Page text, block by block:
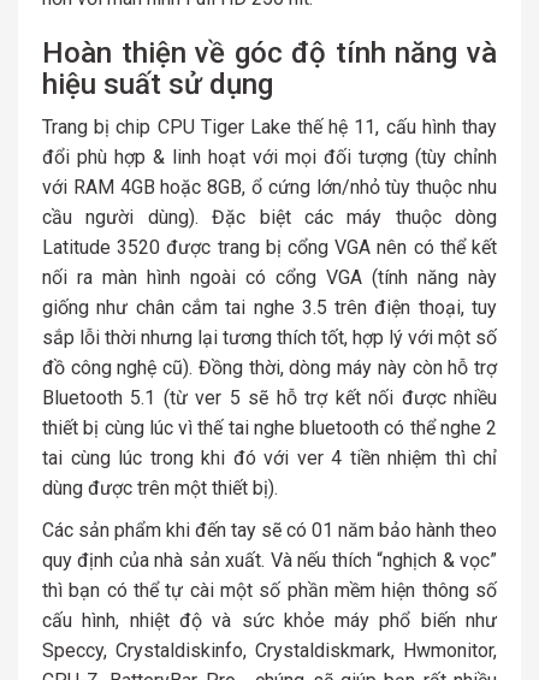
Hoàn thiện về góc độ tính năng và
hiệu suất sử dụng
Trang bị chip CPU Tiger Lake thế hệ 11, cấu hình thay
đổi phù hợp & linh hoạt với mọi đối tượng (tùy chỉnh
với RAM 4GB hoặc 8GB, ổ cứng lớn/nhỏ tùy thuộc nhu
cầu người dùng). Đặc biệt các máy thuộc dòng
Latitude 3520 được trang bị cổng VGA nên có thể kết
nối ra màn hình ngoài có cổng VGA (tính năng này
giống như chân cắm tai nghe 3.5 trên điện thoại, tuy
sắp lỗi thời nhưng lại tương thích tốt, hợp lý với một số
đồ công nghệ cũ). Đồng thời, dòng máy này còn hỗ trợ
Bluetooth 5.1 (từ ver 5 sẽ hỗ trợ kết nối được nhiều
thiết bị cùng lúc vì thế tai nghe bluetooth có thể nghe 2
tai cùng lúc trong khi đó với ver 4 tiền nhiệm thì chỉ
dùng được trên một thiết bị).
Các sản phẩm khi đến tay sẽ có 01 năm bảo hành theo
quy định của nhà sản xuất. Và nếu thích “nghịch & vọc”
thì bạn có thể tự cài một số phần mềm hiện thông số
cấu hình, nhiệt độ và sức khỏe máy phổ biến như
Speccy, Crystaldiskinfo, Crystaldiskmark, Hwmonitor,